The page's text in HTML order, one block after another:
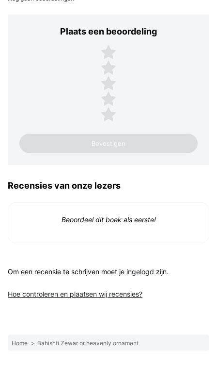
Plaats een beoordeling
Plaats een beoordeling
5 sterren
4 sterren
3 sterren
2 sterren
1 ster
Recensies van onze lezers
Beoordeel dit boek als eerste!
Om een recensie te schrijven moet je ingelogd zijn.
Hoe controleren en plaatsen wij recensies?
Home > Bahishti Zewar or heavenly ornament